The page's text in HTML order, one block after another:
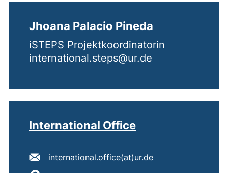
Jhoana Palacio Pineda
iSTEPS Projektkoordinatorin
international.steps@ur.de
International Office
E-Mail Adresse:
international.office​(at)​ur.de(öffnet Ihr E-Mail-